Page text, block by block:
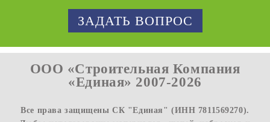
ЗАДАТЬ ВОПРОС
ООО «Строительная Компания
«Единая» 2007-2026
Все права защищены СК "Единая" (ИНН 7811569270).